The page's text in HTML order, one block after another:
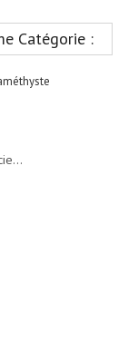
Catégorie :